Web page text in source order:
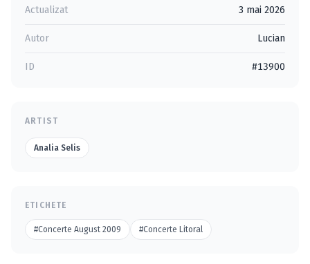
Actualizat 3 mai 2026
Autor Lucian
ID #13900
ARTIST
Analia Selis
ETICHETE
#Concerte August 2009 #Concerte Litoral